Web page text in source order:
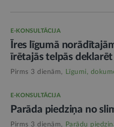
E-KONSULTĀCIJA
Īres līgumā
īrētajās telpās
Pirms 3 dienām, Līgumi,
E-KONSULTĀCIJA
Parāda piedziņa no
Pirms 3 dienām, Parādu